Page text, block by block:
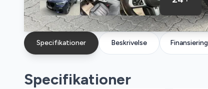
Specifikationer Beskrivelse Finansiering
Specifikationer